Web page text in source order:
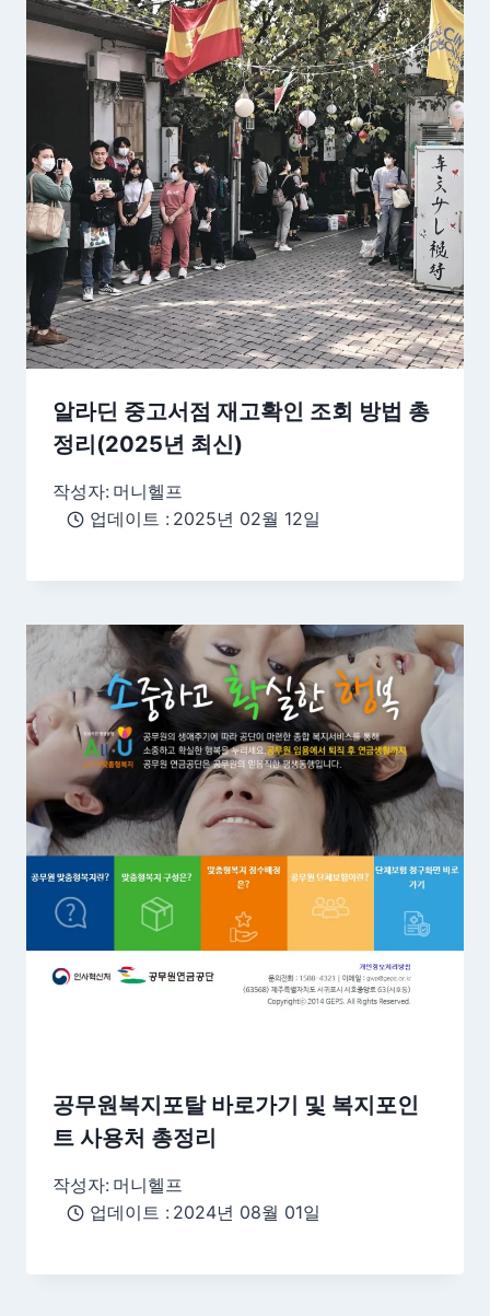
알라딘 중고서점 재고확인 조회 방법 총
정리(2025년 최신)
작성자: 머니헬프
업데이트 : 2025년 02월 12일
공무원복지포탈 바로가기 및 복지포인
트 사용처 총정리
작성자: 머니헬프
업데이트 : 2024년 08월 01일